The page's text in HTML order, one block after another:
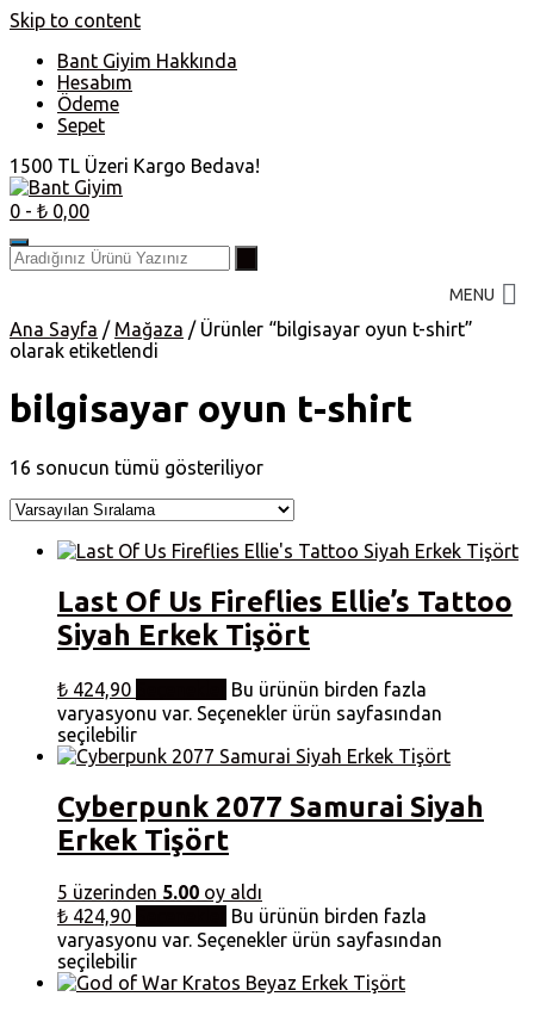
Skip to content
Bant Giyim Hakkında
Hesabım
Ödeme
Sepet
1500 TL Üzeri Kargo Bedava!
0 - ₺ 0,00
MENU
Ana Sayfa / Mağaza / Ürünler “bilgisayar oyun t-shirt”
olarak etiketlendi
bilgisayar oyun t-shirt
16 sonucun tümü gösteriliyor
Last Of Us Fireflies Ellie’s Tattoo
Siyah Erkek Tişört
₺ 424,90
Bu ürünün birden fazla
varyasyonu var. Seçenekler ürün sayfasından
seçilebilir
Cyberpunk 2077 Samurai Siyah
Erkek Tişört
5 üzerinden 5.00 oy aldı
₺ 424,90
Bu ürünün birden fazla
varyasyonu var. Seçenekler ürün sayfasından
seçilebilir